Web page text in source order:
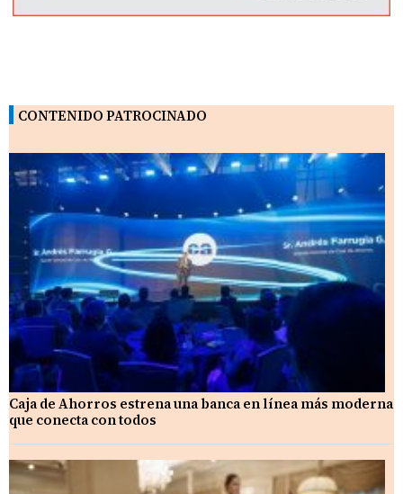
CONTENIDO PATROCINADO
Caja de Ahorros estrena una banca en línea más moderna
que conecta con todos